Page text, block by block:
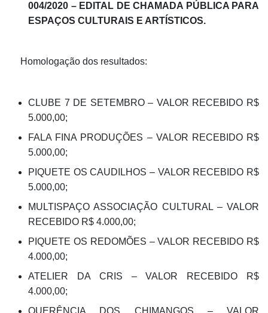
004/2020 – EDITAL DE CHAMADA PÚBLICA PARA
ESPAÇOS CULTURAIS E ARTÍSTICOS.
Homologação dos resultados:
CLUBE 7 DE SETEMBRO – VALOR RECEBIDO R$
5.000,00;
FALA FINA PRODUÇÕES – VALOR RECEBIDO R$
5.000,00;
PIQUETE OS CAUDILHOS – VALOR RECEBIDO R$
5.000,00;
MULTISPAÇO ASSOCIAÇÃO CULTURAL – VALOR
RECEBIDO R$ 4.000,00;
PIQUETE OS REDOMÕES – VALOR RECEBIDO R$
4.000,00;
ATELIER DA CRIS – VALOR RECEBIDO R$
4.000,00;
QUERÊNCIA DOS CHIMANGOS – VALOR